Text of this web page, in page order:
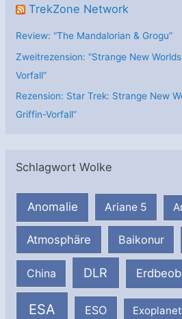
TrekZone Network
Review: “The Mandalorian & Grogu”
Zweitrezension: “Strange New
Vorfall”
Rezension: Star Trek: Strange New
Griffin-Vorfall”
Schlagwort Wolke
Anomalie Ariane 5
Atmosphäre Baikonur
China DLR
ESA ESO